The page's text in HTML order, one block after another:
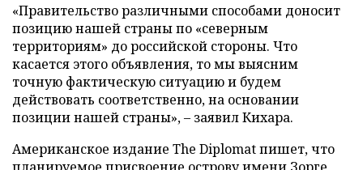
«Правительство различными способами доносит
позицию нашей страны по «северным
территориям» до российской стороны. Что
касается этого объявления, то мы выясним
точную фактическую ситуацию и будем
действовать соответственно, на основании
позиции нашей страны», – заявил Кихара.
Американское издание The Diplomat пишет, что